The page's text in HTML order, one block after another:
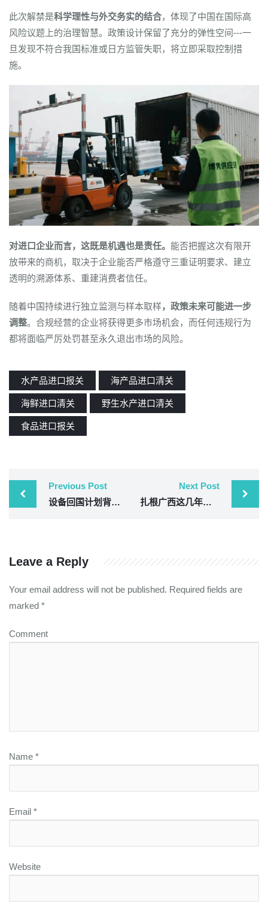
此次解禁是科学理性与外交务实的结合，体现了中国在国际高
风险议题上的治理智慧。政策设计保留了充分的弹性空间---一
旦发现不符合我国标准或日方监管失职，将立即采取控制措
施。
对进口企业而言，这既是机遇也是责任。 能否把握这次有限开
放带来的商机，取决于企业能否严格遵守三重证明要求、建立
透明的溯源体系、重建消费者信任。
随着中国持续进行独立监测与样本取样，政策未来可能进一步
调整。合规经营的企业将获得更多市场机会，而任何违规行为
都将面临严厉处罚甚至永久退出市场的风险。
水产品进口报关 海产品进口清关
海鲜进口清关 野生水产进口清关
食品进口报关
Previous Post
设备回国计划背后:一家越南工厂的清盘决定，牵出一票多国采购设备的整合难题
Next Post
扎根广西这几年：从友谊关到北部湾，我们见证了这些“通关加速度”
Leave a Reply
Your email address will not be published. Required fields are
marked *
Comment
Name *
Email *
Website